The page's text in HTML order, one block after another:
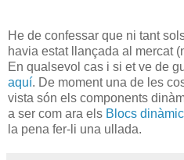
He de confessar que ni tant
havia estat llançada al mercat
En qualsevol cas i si et ve de
aquí. De moment una de les
vista són els components
a ser com ara els Blocs
la pena fer-li una ullada.